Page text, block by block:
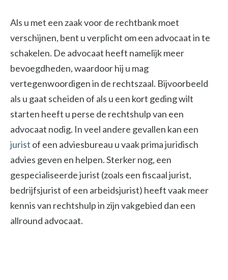
Als u met een zaak voor de rechtbank moet
verschijnen, bent u verplicht om een advocaat in te
schakelen. De advocaat heeft namelijk meer
bevoegdheden, waardoor hij u mag
vertegenwoordigen in de rechtszaal. Bijvoorbeeld
als u gaat scheiden of als u een kort geding wilt
starten heeft u perse de rechtshulp van een
advocaat nodig. In veel andere gevallen kan een
jurist of een adviesbureau u vaak prima juridisch
advies geven en helpen. Sterker nog, een
gespecialiseerde jurist (zoals een fiscaal jurist,
bedrijfsjurist of een arbeidsjurist) heeft vaak meer
kennis van rechtshulp in zijn vakgebied dan een
allround advocaat.